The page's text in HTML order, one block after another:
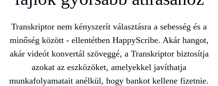
Transkriptor nem kényszerít választásra a sebesség és a
minőség között - ellentétben HappyScribe. Akár hangot,
akár videót konvertál szöveggé, a Transkriptor biztosítja
azokat az eszközöket, amelyekkel javíthatja
munkafolyamatait anélkül, hogy bankot kellene fizetnie.